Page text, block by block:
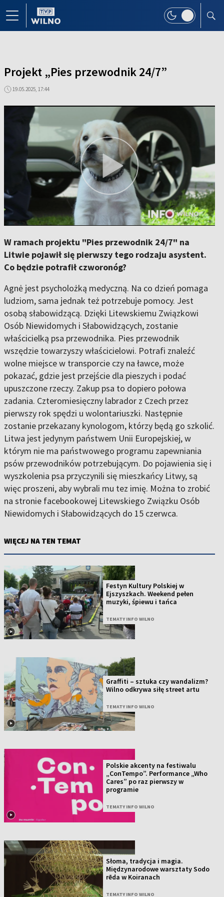
Projekt „Pies przewodnik 24/7”
19.05.2025, 17:44
W ramach projektu "Pies przewodnik 24/7" na
Litwie pojawił się pierwszy tego rodzaju asystent.
Co będzie potrafił czworonóg?
Agnė jest psycholożką medyczną. Na co dzień pomaga
ludziom, sama jednak też potrzebuje pomocy. Jest
osobą słabowidzącą. Dzięki Litewskiemu Związkowi
Osób Niewidomych i Słabowidzących, zostanie
właścicielką psa przewodnika. Pies przewodnik
wszędzie towarzyszy właścicielowi. Potrafi znaleźć
wolne miejsce w transporcie czy na ławce, może
pokazać, gdzie jest przejście dla pieszych i podać
upuszczone rzeczy. Zakup psa to dopiero połowa
zadania. Czteromiesięczny labrador z Czech przez
pierwszy rok spędzi u wolontariuszki. Następnie
zostanie przekazany kynologom, którzy będą go szkolić.
Litwa jest jedynym państwem Unii Europejskiej, w
którym nie ma państwowego programu zapewniania
psów przewodników potrzebującym. Do pojawienia się i
wyszkolenia psa przyczynili się mieszkańcy Litwy, są
więc proszeni, aby wybrali mu tez imię. Można to zrobić
na stronie facebookowej Litewskiego Związku Osób
Niewidomych i Słabowidzących do 15 czerwca.
WIĘCEJ NA TEN TEMAT
Festyn Kultury Polskiej w
Ejszyszkach. Weekend pełen
muzyki, śpiewu i tańca
TEMATY INFO WILNO
Graffiti – sztuka czy wandalizm?
Wilno odkrywa siłę street artu
TEMATY INFO WILNO
Polskie akcenty na festiwalu
„ConTempo”. Performance „Who
Cares” po raz pierwszy w
programie
TEMATY INFO WILNO
Słoma, tradycja i magia.
Międzynarodowe warsztaty Sodo
rēda w Koiranach
TEMATY INFO WILNO